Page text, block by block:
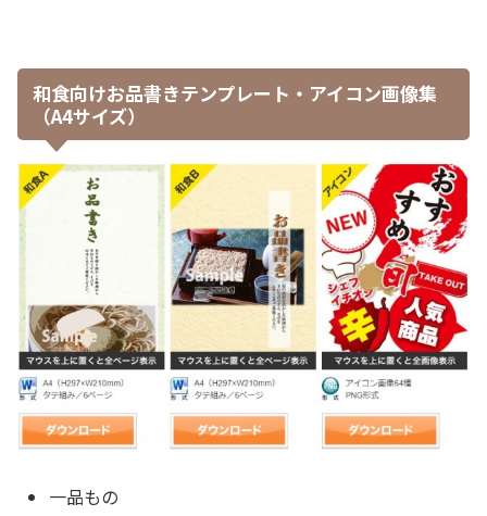
和食向けお品書きテンプレート・アイコン画像集
（A4サイズ）
一品もの